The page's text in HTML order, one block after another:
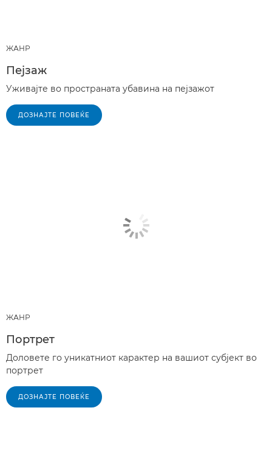
ЖАНР
Пејзаж
Уживајте во пространата убавина на пејзажот
ДОЗНАЈТЕ ПОВЕЌЕ
ЖАНР
Портрет
Доловете го уникатниот карактер на вашиот субјект во
портрет
ДОЗНАЈТЕ ПОВЕЌЕ